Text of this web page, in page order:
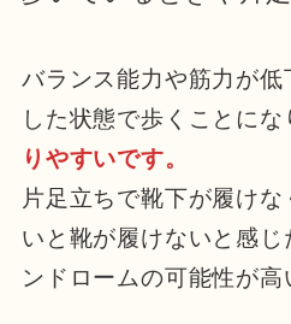
バランス能力や筋力が低
した状態で歩くことにな
りやすいです。
片足立ちで靴下が履け
いと靴が履けないと感
ンドロームの可能性が高